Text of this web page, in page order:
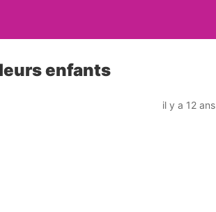
enfants
il y a 12 ans